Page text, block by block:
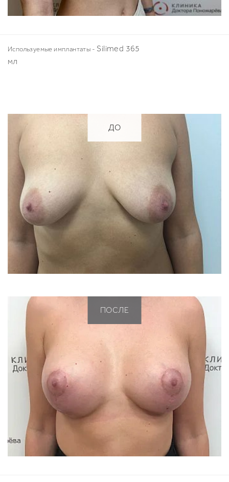
Используемые имплантаты - Silimed 365
мл
ДО
ПОСЛЕ